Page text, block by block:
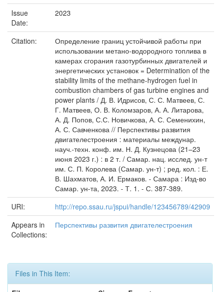
Issue
Date:
2023
Citation:
Определение границ устойчивой работы при
использовании метано-водородного топлива в
камерах сгорания газотурбинных двигателей и
энергетических установок = Determination of the
stability limits of the methane-hydrogen fuel in
combustion chambers of gas turbine engines and
power plants / Д. В. Идрисов, С. С. Матвеев, С.
Г. Матвеев, О. В. Коломзаров, А. А. Литарова,
А. Д. Попов, С.С. Новичкова, А. С. Семенихин,
А. С. Савченкова // Перспективы развития
двигателестроения : материалы междунар.
науч.-техн. конф. им. Н. Д. Кузнецова (21–23
июня 2023 г.) : в 2 т. / Самар. нац. исслед. ун-т
им. С. П. Королева (Самар. ун-т) ; ред. кол. : Е.
В. Шахматов, А. И. Ермаков. - Самара : Изд-во
Самар. ун-та, 2023. - Т. 1. - С. 387-389.
URI:
http://repo.ssau.ru/jspui/handle/123456789/42909
Appears in
Collections:
Перспективы развития двигателестроения
Files in This Item: